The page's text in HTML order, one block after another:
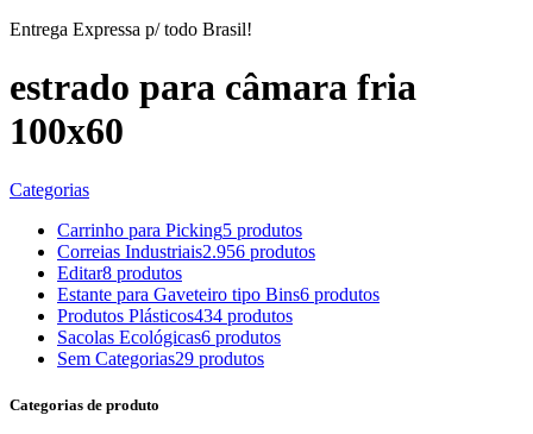
Entrega Expressa p/ todo Brasil!
estrado para câmara fria
100x60
Categorias
Carrinho para Picking5 produtos
Correias Industriais2.956 produtos
Editar8 produtos
Estante para Gaveteiro tipo Bins6 produtos
Produtos Plásticos434 produtos
Sacolas Ecológicas6 produtos
Sem Categorias29 produtos
Categorias de produto